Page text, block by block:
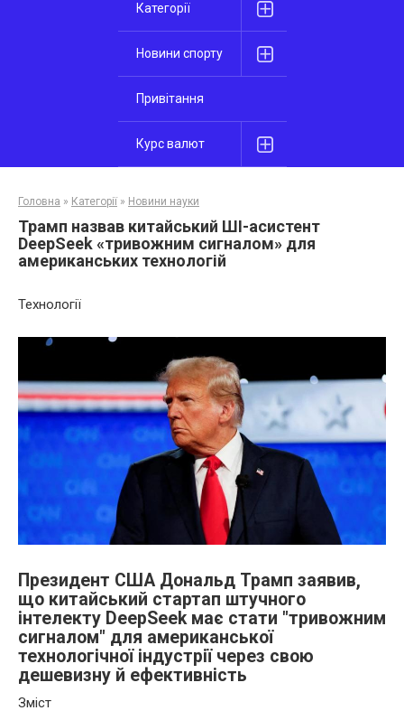
Категорії
Новини спорту
Привітання
Курс валют
Головна » Категорії » Новини науки
Трамп назвав китайський ШІ-асистент
DeepSeek «тривожним сигналом» для
американських технологій
Технології
Президент США Дональд Трамп заявив,
що китайський стартап штучного
інтелекту DeepSeek має стати "тривожним
сигналом" для американської
технологічної індустрії через свою
дешевизну й ефективність
Зміст